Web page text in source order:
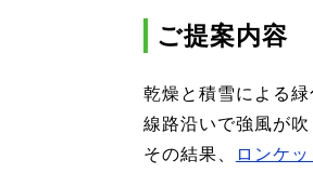
ご提案内容
乾燥と積雪による
線路沿いで強風が
その結果、
ロンケ